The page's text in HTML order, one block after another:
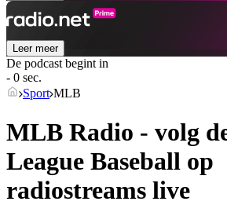
Leer meer
De podcast begint in
- 0 sec.
Sport MLB
MLB Radio - volg
League Baseball op
radiostreams live